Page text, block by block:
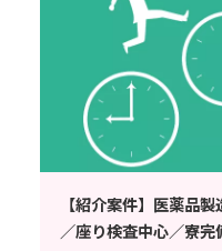
【紹介案件】医薬品
／座り検査中心／寮完